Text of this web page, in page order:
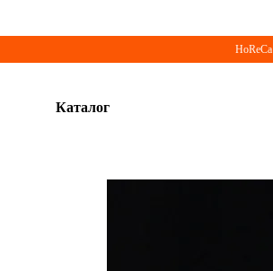
HoReCa
Каталог